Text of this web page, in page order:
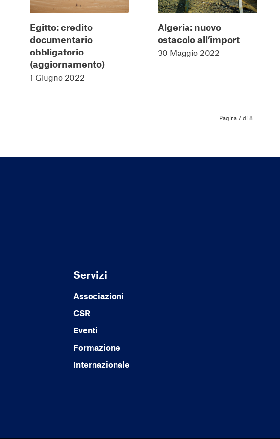
Egitto: credito
documentario
obbligatorio
(aggiornamento)
1 Giugno 2022
Algeria: nuovo
ostacolo all’import
30 Maggio 2022
Pagina 7 di 8
Servizi
Associazioni
CSR
Eventi
Formazione
Internazionale